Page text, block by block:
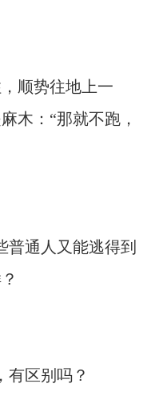
顺势往地上一
木：“那就不跑，
通人又能逃得到
区别吗？